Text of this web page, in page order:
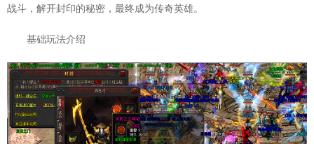
战斗，解开封印的秘密，最终成为传奇英雄。
基础玩法介绍